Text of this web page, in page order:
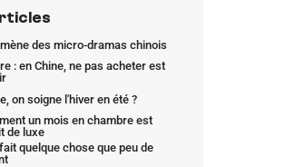
des micro-dramas chinois
: en Chine, ne pas acheter est
on soigne l'hiver en été ?
un mois en chambre est
de luxe
quelque chose que peu de